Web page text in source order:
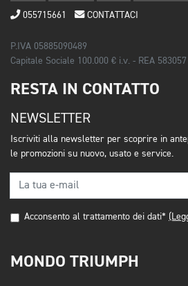
055715661 CONTATTACI
P.IVA 05885090489
Capitale Sociale 100.000 € i.v. - REA 583057
RESTA IN CONTATTO
NEWSLETTER
Iscriviti alla newsletter per scoprire in
le promozioni su nuovo, usato e service.
Acconsento al trattamento dei dati*
MONDO TRIUMPH